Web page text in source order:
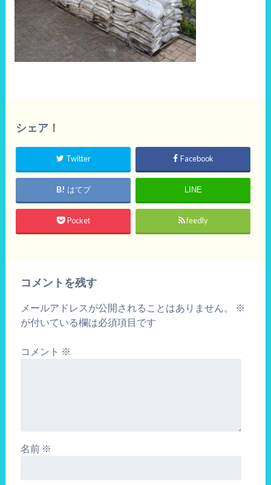
シェア！
Twitter Facebook
はてブ LINE
Pocket feedly
コメントを残す
メールアドレスが公開されることはありません。
※
が付いている欄は必須項目です
コメント ※
名前 ※